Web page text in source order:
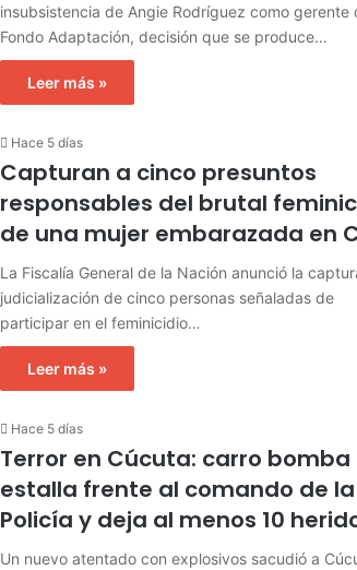
insubsistencia de Angie Rodríguez como gerente
Fondo Adaptación, decisión que se produce…
Leer más »
Hace 5 días
Capturan a cinco presuntos
responsables del brutal
de una mujer embarazada en
La Fiscalía General de la Nación anunció la
judicialización de cinco personas señaladas de
participar en el feminicidio…
Leer más »
Hace 5 días
Terror en Cúcuta: carro bomba
estalla frente al comando de la
Policía y deja al menos 10
Un nuevo atentado con explosivos sacudió a